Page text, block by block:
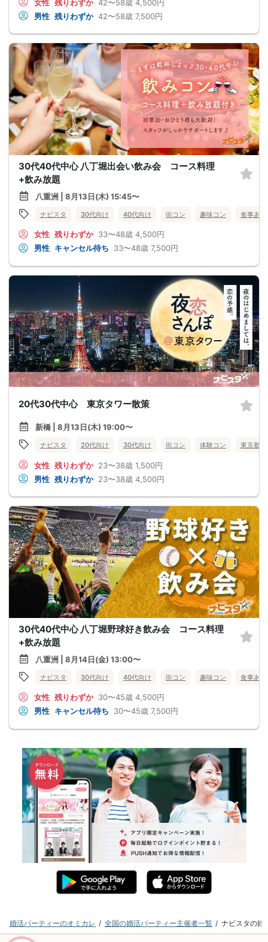
女性 残りわずか 42〜58歳 4,500円
男性 残りわずか 42〜58歳 7,500円
30代40代中心 八丁堀出会い飲み会 コース料理
+飲み放題
八重洲 | 8月13日(木) 15:45〜
ナビスタ 30代向け 40代向け 街コン 趣味コン 食事あり
女性 残りわずか 33〜48歳 4,500円
男性 キャンセル待ち 33〜48歳 7,500円
20代30代中心 東京タワー散策
新橋 | 8月13日(木) 19:00〜
ナビスタ 20代向け 30代向け 街コン 体験コン 東京都
女性 残りわずか 23〜38歳 1,500円
男性 残りわずか 23〜38歳 4,500円
30代40代中心 八丁堀野球好き飲み会 コース料理
+飲み放題
八重洲 | 8月14日(金) 13:00〜
ナビスタ 30代向け 40代向け 街コン 趣味コン 食事あり
女性 残りわずか 30〜45歳 4,500円
男性 キャンセル待ち 30〜45歳 7,500円
婚活パーティーのオミカレ 全国の婚活パーティー主催者一覧 ナビスタの婚